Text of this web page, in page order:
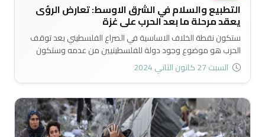
التطبيع والسلام في الشرق الاوسط: تعارض الرؤى
يعقد مرحلة ما بعد الحرب على غزة
ستكون نقطة الخلاف الاساسية في الصراع الفلسطيني بعد توقف
الحرب هو موضوع وجود دولة للفلسطينيين من عدمه وستكون
نقطة الخلاف الاساسية التي تسعى تل ابيب والرياض الى تثبيتها لدى
واشنطن قبل نهاية الحرب في رؤية متعارضة بينهما،على دول
المنطقة ان تعيد التفكير بشأن القضية الفلسطينية وفق المعادلة
الاقليمية الجديدة في المنطقة وان تستعد لموقف واضح ومتزن
في مرحلة ما بعد الحرب في قطاع غزة بعيداً عن مضامين المبادرة
العربية الكبرى..
السبت 27 كانون الثاني 2024